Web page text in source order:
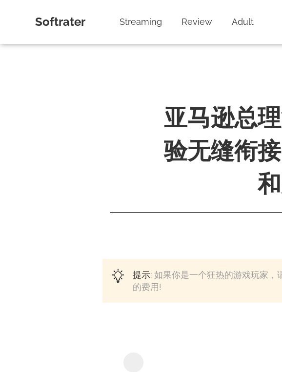
Softrater Streaming Review Adult
亚马逊总
验无缝衔
提示: 如果你是一个狂热的游戏玩家
的费用!